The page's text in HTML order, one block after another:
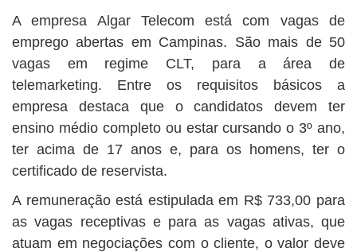
A empresa Algar Telecom está com vagas de
emprego abertas em Campinas. São mais de 50
vagas em regime CLT, para a área de
telemarketing. Entre os requisitos básicos a
empresa destaca que o candidatos devem ter
ensino médio completo ou estar cursando o 3º ano,
ter acima de 17 anos e, para os homens, ter o
certificado de reservista.
A remuneração está estipulada em R$ 733,00 para
as vagas receptivas e para as vagas ativas, que
atuam em negociações com o cliente, o valor deve